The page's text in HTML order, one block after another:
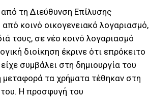
τη Διεύθυνση Επίλυσης
κοινό οικογενειακό λογαριασμό,
τους, σε νέο κοινό λογαριασμό
διοίκηση έκρινε ότι επρόκειτο
συμβάλει στη δημιουργία του
τα χρήματα τέθηκαν στη
του. Η προσφυγή του